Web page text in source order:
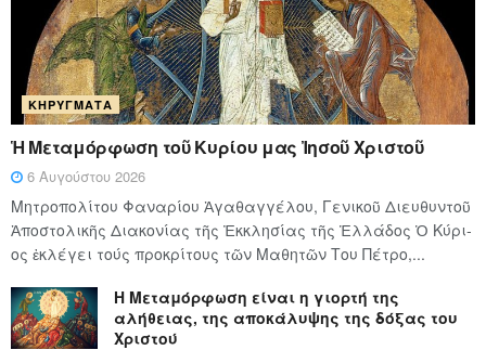
ΚΗΡΎΓΜΑΤΑ
Ἡ Μεταμόρφωση τοῦ Κυρίου μας Ἰησοῦ Χριστοῦ
6 Αυγούστου 2026
Μητροπολίτου Φαναρίου Ἀγαθαγγέλου, Γενικοῦ Διευθυντοῦ
Ἀποστολικῆς Διακονίας τῆς Ἐκκλησίας τῆς Ἑλλάδος Ὁ Κύ­ρι­
ος ἐκλέγει τούς προ­κρί­τους τῶν Μα­θη­τῶν Του Πέ­τρο,...
Η Μεταμόρφωση είναι η γιορτή της
αλήθειας, της αποκάλυψης της δόξας του
Χριστού